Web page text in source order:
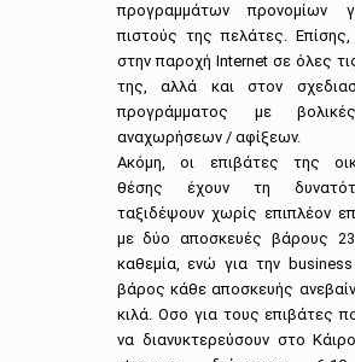
προγραμμάτων προνομίων
πιστούς της πελάτες. Επίσης,
στην παροχή Internet σε όλες
της, αλλά και στον
προγράμματος με
αναχωρήσεων / αφίξεων.
Ακόμη, οι επιβάτες της
θέσης έχουν τη
ταξιδέψουν χωρίς επιπλέον
με δύο αποσκευές βάρους
καθεμία, ενώ για την
βάρος κάθε αποσκευής
κιλά. Οσο για τους επιβάτες
να διανυκτερεύσουν στο